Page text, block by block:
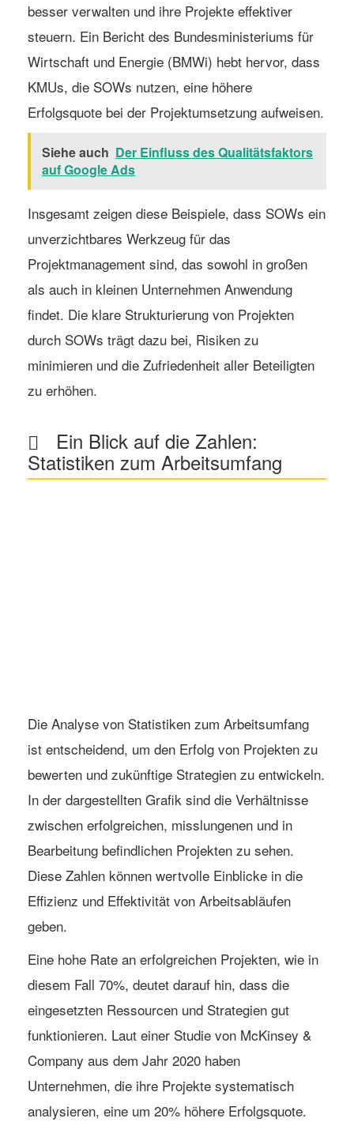
besser verwalten und ihre Projekte effektiver
steuern. Ein Bericht des Bundesministeriums für
Wirtschaft und Energie (BMWi) hebt hervor, dass
KMUs, die SOWs nutzen, eine höhere
Erfolgsquote bei der Projektumsetzung aufweisen.
Siehe auch Der Einfluss des Qualitätsfaktors
auf Google Ads
Insgesamt zeigen diese Beispiele, dass SOWs ein
unverzichtbares Werkzeug für das
Projektmanagement sind, das sowohl in großen
als auch in kleinen Unternehmen Anwendung
findet. Die klare Strukturierung von Projekten
durch SOWs trägt dazu bei, Risiken zu
minimieren und die Zufriedenheit aller Beteiligten
zu erhöhen.
Ein Blick auf die Zahlen:
Statistiken zum Arbeitsumfang
Die Analyse von Statistiken zum Arbeitsumfang
ist entscheidend, um den Erfolg von Projekten zu
bewerten und zukünftige Strategien zu entwickeln.
In der dargestellten Grafik sind die Verhältnisse
zwischen erfolgreichen, misslungenen und in
Bearbeitung befindlichen Projekten zu sehen.
Diese Zahlen können wertvolle Einblicke in die
Effizienz und Effektivität von Arbeitsabläufen
geben.
Eine hohe Rate an erfolgreichen Projekten, wie in
diesem Fall 70%, deutet darauf hin, dass die
eingesetzten Ressourcen und Strategien gut
funktionieren. Laut einer Studie von McKinsey &
Company aus dem Jahr 2020 haben
Unternehmen, die ihre Projekte systematisch
analysieren, eine um 20% höhere Erfolgsquote.